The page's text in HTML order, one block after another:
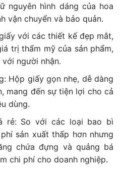
nguyên hình dáng của hoa
vận chuyển và bảo quản.
với các thiết kế đẹp mắt,
trị thẩm mỹ của sản phẩm,
người nhận.
Hộp giấy gọn nhẹ, dễ dàng
mang đến sự tiện lợi cho cả
dùng.
rẻ: So với các loại bao bì
sản xuất thấp hơn nhưng
chứa đựng và quảng bá
chi phí cho doanh nghiệp.